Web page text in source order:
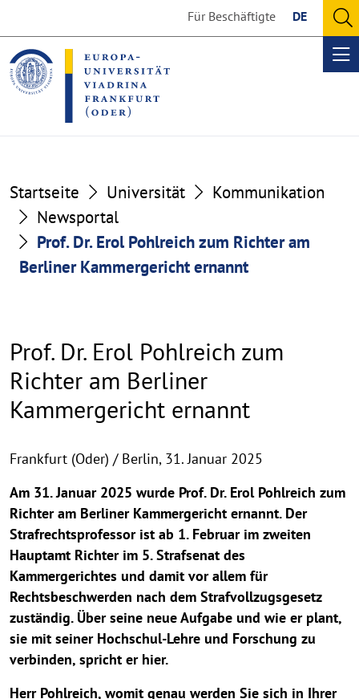
the
content
section
the
footer
section
Für Beschäftigte DE
Startseite Universität
Kommunikation
Newsportal
Prof. Dr. Erol Pohlreich zum Richter am
Berliner Kammergericht ernannt
Prof. Dr. Erol Pohlreich zum
Richter am Berliner
Kammergericht ernannt
Frankfurt (Oder) / Berlin, 31. Januar 2025
Am 31. Januar 2025 wurde Prof. Dr. Erol Pohlreich zum
Richter am Berliner Kammergericht ernannt. Der
Strafrechtsprofessor ist ab 1. Februar im zweiten
Hauptamt Richter im 5. Strafsenat des
Kammergerichtes und damit vor allem für
Rechtsbeschwerden nach dem Strafvollzugsgesetz
zuständig. Über seine neue Aufgabe und wie er plant,
sie mit seiner Hochschul-Lehre und Forschung zu
verbinden, spricht er hier.
Herr Pohlreich, womit genau werden Sie sich in Ihrer